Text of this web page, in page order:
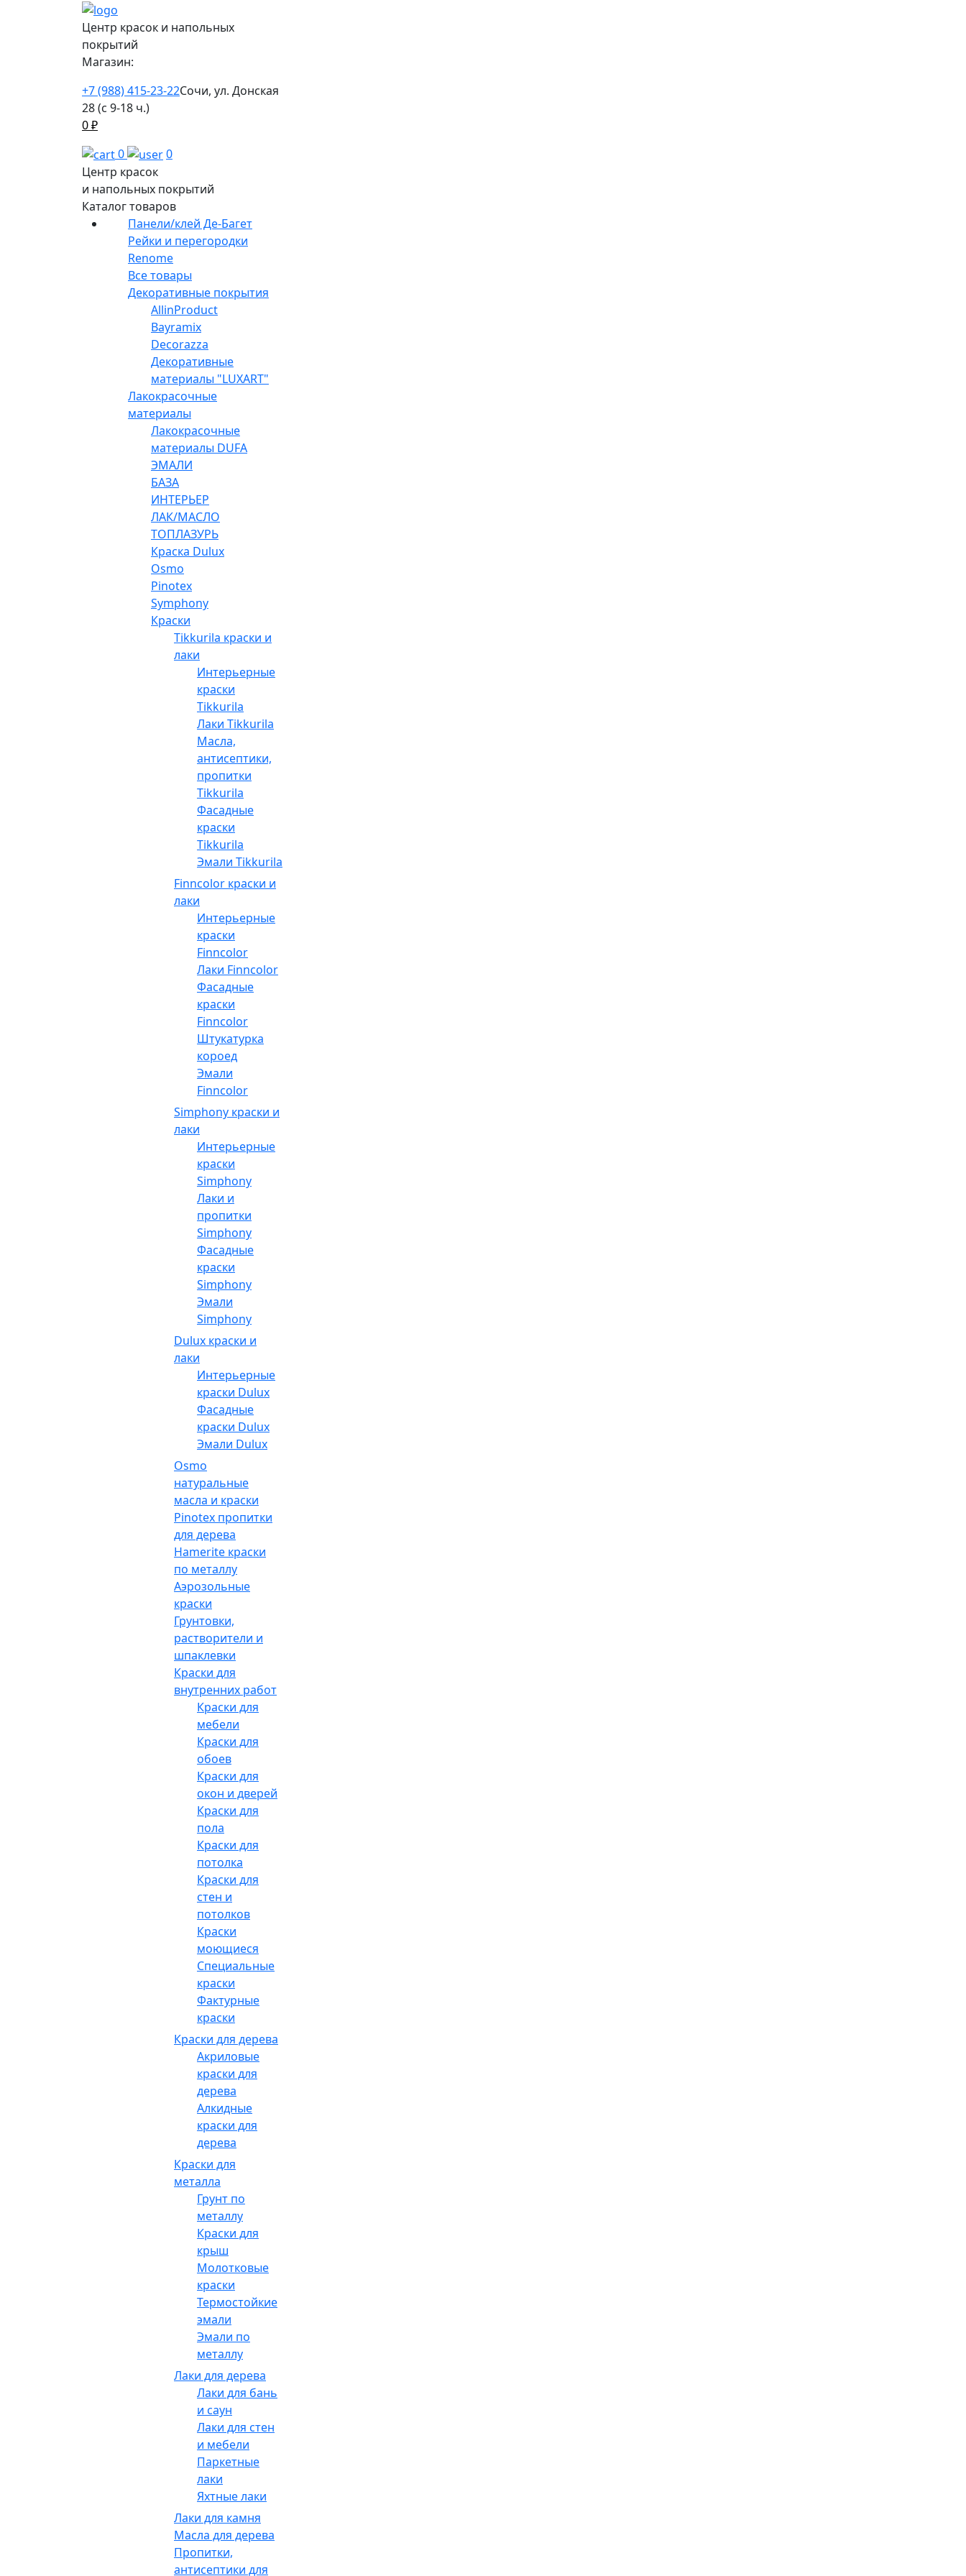
Центр красок и напольных
покрытий
Магазин:
+7 (988) 415-23-22Сочи, ул. Донская
28 (с 9-18 ч.)
0₽
0
0
Центр красок
и напольных покрытий
Каталог товаров
Панели/клей Де-Багет
Рейки и перегородки
Renome
Все товары
Декоративные покрытия
AllinProduct
Bayramix
Decorazza
Декоративные
материалы "LUXART"
Лакокрасочные
материалы
Лакокрасочные
материалы DUFA
ЭМАЛИ
БАЗА
ИНТЕРЬЕР
ЛАК/МАСЛО
ТОПЛАЗУРЬ
Краска Dulux
Osmo
Pinotex
Symphony
Краски
Tikkurila краски и
лаки
Интерьерные
краски
Tikkurila
Лаки Tikkurila
Масла,
антисептики,
пропитки
Tikkurila
Фасадные
краски
Tikkurila
Эмали Tikkurila
Finncolor краски и
лаки
Интерьерные
краски
Finncolor
Лаки Finncolor
Фасадные
краски
Finncolor
Штукатурка
короед
Эмали
Finncolor
Simphony краски и
лаки
Интерьерные
краски
Simphony
Лаки и
пропитки
Simphony
Фасадные
краски
Simphony
Эмали
Simphony
Dulux краски и
лаки
Интерьерные
краски Dulux
Фасадные
краски Dulux
Эмали Dulux
Osmo
натуральные
масла и краски
Pinotex пропитки
для дерева
Hamerite краски
по металлу
Аэрозольные
краски
Грунтовки,
растворители и
шпаклевки
Краски для
внутренних работ
Краски для
мебели
Краски для
обоев
Краски для
окон и дверей
Краски для
пола
Краски для
потолка
Краски для
стен и
потолков
Краски
моющиеся
Специальные
краски
Фактурные
краски
Краски для дерева
Акриловые
краски для
дерева
Алкидные
краски для
дерева
Краски для
металла
Грунт по
металлу
Краски для
крыш
Молотковые
краски
Термостойкие
эмали
Эмали по
металлу
Лаки для дерева
Лаки для бань
и саун
Лаки для стен
и мебели
Паркетные
лаки
Яхтные лаки
Лаки для камня
Масла для дерева
Пропитки,
антисептики для